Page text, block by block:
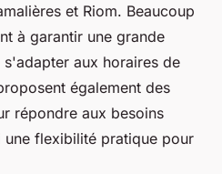
et Riom. Beaucoup
à garantir une grande
aux horaires de
également des
répondre aux besoins
une flexibilité pratique pour